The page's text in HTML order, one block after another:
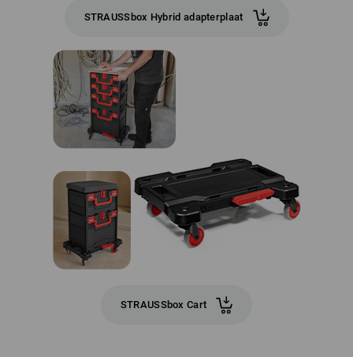
STRAUSSbox Hybrid adapterplaat
STRAUSSbox Cart